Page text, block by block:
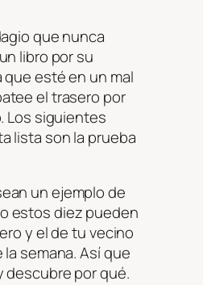
que nunca
libro por su
esté en un mal
el trasero por
Los siguientes
lista son la prueba
un ejemplo de
estos diez pueden
y el de tu vecino
semana. Así que
descubre por qué.